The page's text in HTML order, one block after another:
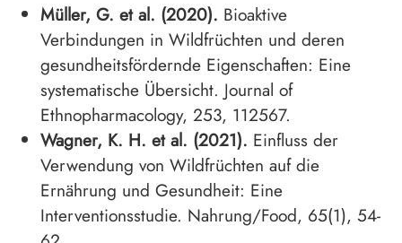
Müller, G. et al. (2020). Bioaktive
Verbindungen in Wildfrüchten und deren
gesundheitsfördernde Eigenschaften: Eine
systematische Übersicht. Journal of
Ethnopharmacology, 253, 112567.
Wagner, K. H. et al. (2021). Einfluss der
Verwendung von Wildfrüchten auf die
Ernährung und Gesundheit: Eine
Interventionsstudie. Nahrung/Food, 65(1), 54-